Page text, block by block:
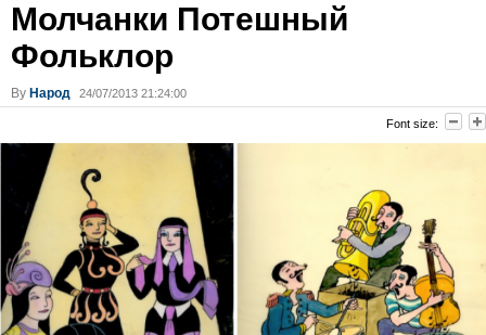
Молчанки Потешный
Фольклор
By Народ 24/07/2013 21:24:00
Font size: